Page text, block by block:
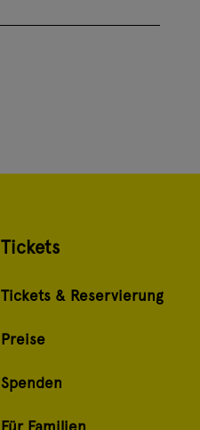
Tickets
Tickets & Reservierung
Preise
Spenden